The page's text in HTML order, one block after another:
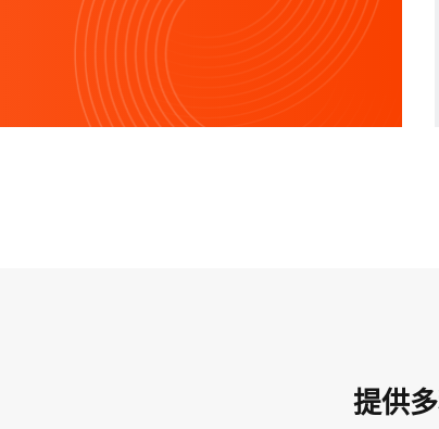
提供